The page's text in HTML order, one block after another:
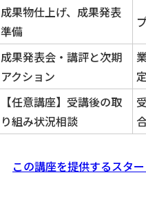
成果物仕上げ、成果発表
準備
成果発表会・講評と次期
アクション
定
【任意講座】受講後の取
り組み状況相談
この講座を提供するスタ